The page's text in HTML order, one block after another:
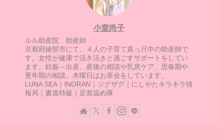
小室尚子
ルル助産院 助産師
京都府綾部市にて、４人の子育て真っ只中の助産師で
す。女性が健康で活き活きと過ごすサポートをしてい
ます。妊娠～出産、産後の相談や乳房ケア、思春期や
更年期の相談。木曜日はお茶会をしています。
LUNA SEA｜INORAN｜ジグザグ｜にしやたキラキラ情
報局｜書道特級｜足首温め隊